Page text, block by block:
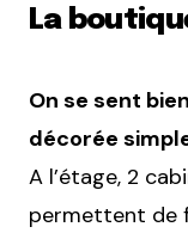
La
On se sent
décorée
A l’étage, 2
permettent de